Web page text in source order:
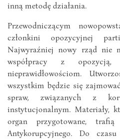
inną metodę działania.
Przewodniczącym
członkini opozycyjnej
Najwyraźniej nowy rząd nie
współpracy z opozycją,
nieprawidłowościom.
wszystkim będzie się
spraw, związanych z
instytucjonalnym. Materiały,
organ przygotowane,
Antykorupcyjnego. Do